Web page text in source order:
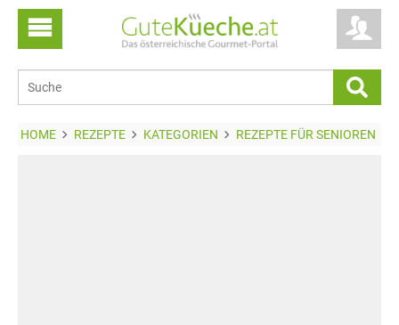
HOME REZEPTE KATEGORIEN REZEPTE FÜR SENIOREN